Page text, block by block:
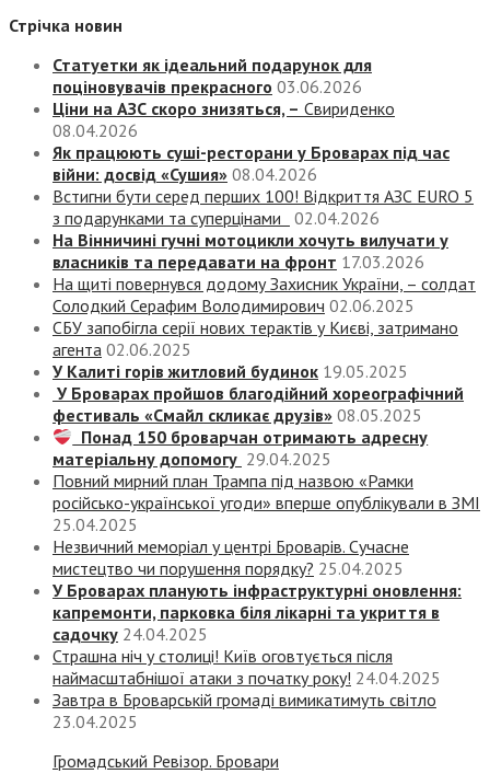
Стрічка новин
Статуетки як ідеальний подарунок для
поціновувачів прекрасного 03.06.2026
Ціни на АЗС скоро знизяться, – Свириденко
08.04.2026
Як працюють суші-ресторани у Броварах під час
війни: досвід «Сушия» 08.04.2026
Встигни бути серед перших 100! Відкриття АЗС EURO 5
з подарунками та суперцінами
02.04.2026
На Вінничині гучні мотоцикли хочуть вилучати у
власників та передавати на фронт 17.03.2026
На щиті повернувся додому Захисник України, – солдат
Солодкий Серафим Володимирович 02.06.2025
СБУ запобігла серії нових терактів у Києві, затримано
агента 02.06.2025
У Калиті горів житловий будинок 19.05.2025
У Броварах пройшов благодійний хореографічний
фестиваль «Смайл скликає друзів» 08.05.2025
Понад 150 броварчан отримають адресну
матеріальну допомогу 29.04.2025
Повний мирний план Трампа під назвою «‎Рамки
російсько-української угоди» вперше опублікували в ЗМІ
25.04.2025
Незвичний меморіал у центрі Броварів. Сучасне
мистецтво чи порушення порядку? 25.04.2025
У Броварах планують інфраструктурні оновлення:
капремонти, парковка біля лікарні та укриття в
садочку 24.04.2025
Страшна ніч у столиці! Київ оговтується після
наймасштабнішої атаки з початку року! 24.04.2025
Завтра в Броварській громаді вимикатимуть світло
23.04.2025
Громадський Ревізор. Бровари